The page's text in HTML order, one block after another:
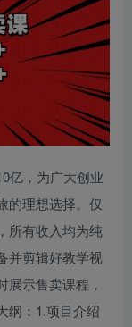
亿，为广大创业
的理想选择。仅
所有收入均为纯
并剪辑好教学视
示售卖课程，
纲：1.项目介绍